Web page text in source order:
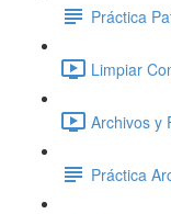
Práctica
Limpiar
Archivos y
Práctica